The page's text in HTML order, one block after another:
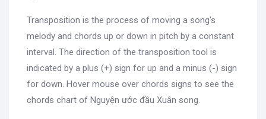
Transposition is the process of moving a song's
melody and chords up or down in pitch by a constant
interval. The direction of the transposition tool is
indicated by a plus (+) sign for up and a minus (-) sign
for down. Hover mouse over chords signs to see the
chords chart of Nguyện ước đầu Xuân song.